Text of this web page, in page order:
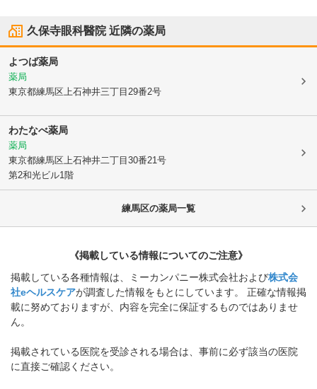
久保寺眼科醫院近隣の薬局
よつば薬局
薬局
東京都練馬区上石神井三丁目29番2号
わたなべ薬局
薬局
東京都練馬区上石神井二丁目30番21号
第2和光ビル1階
練馬区の薬局一覧
《掲載している情報についてのご注意》
掲載している各種情報は、ミーカンパニー株式会社および株式会
社eヘルスケアが調査した情報をもとにしています。 正確な情報掲
載に努めておりますが、内容を完全に保証するものではありませ
ん。
掲載されている医院を受診される場合は、事前に必ず該当の医院
に直接ご確認ください。